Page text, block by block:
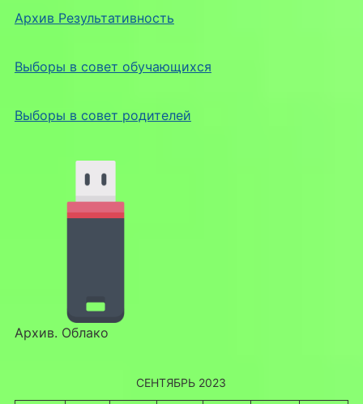
Архив Результативность
Выборы в совет обучающихся
Выборы в совет родителей
Архив. Облако
СЕНТЯБРЬ 2023